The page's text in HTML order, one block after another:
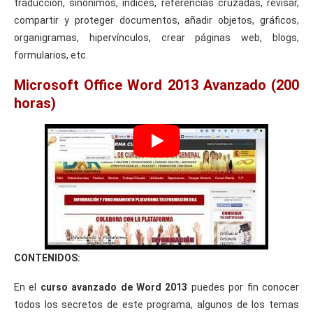
traducción, sinónimos, índices, referencias cruzadas, revisar,
compartir y proteger documentos, añadir objetos, gráficos,
organigramas, hipervínculos, crear páginas web, blogs,
formularios, etc.
Microsoft Office Word 2013 Avanzado (200
horas)
CONTENIDOS:
En el curso avanzado de Word 2013 puedes por fin conocer
todos los secretos de este programa, algunos de los temas